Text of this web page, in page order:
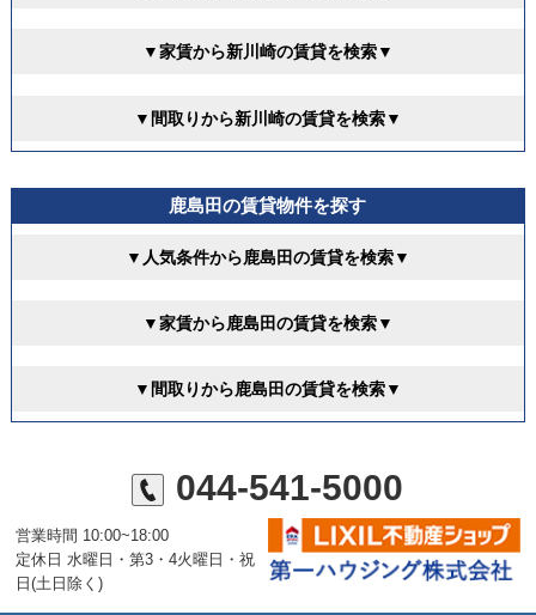
▼家賃から新川崎の賃貸を検索▼
▼間取りから新川崎の賃貸を検索▼
鹿島田の賃貸物件を探す
▼人気条件から鹿島田の賃貸を検索▼
▼家賃から鹿島田の賃貸を検索▼
▼間取りから鹿島田の賃貸を検索▼
044-541-5000
営業時間 10:00~18:00
定休日 水曜日・第3・4火曜日・祝
日(土日除く)